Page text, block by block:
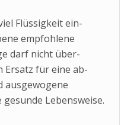
Flüssig­keit ein­
empfohlene
darf nicht über­­
Ersatz für eine ab­
aus­­gewogene
Lebensweise.